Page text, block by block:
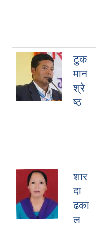
टुक
मान
श्रे
ष्ठ
शार
दा
ढका
ल